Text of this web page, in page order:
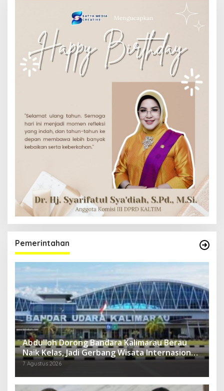
Pemerintahan
Abdulloh Dorong Bandara Kalimarau Berau
Naik Kelas, Jadi Gerbang Wisata Internasional
Kaltim
7 Agustus 2026